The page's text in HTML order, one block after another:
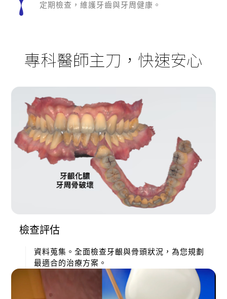
定期檢查，維護牙齒與牙周健康。
專科醫師主刀，快速安心
檢查評估
資料蒐集。全面檢查牙齦與骨頭狀況，為您規劃
最適合的治療方案。